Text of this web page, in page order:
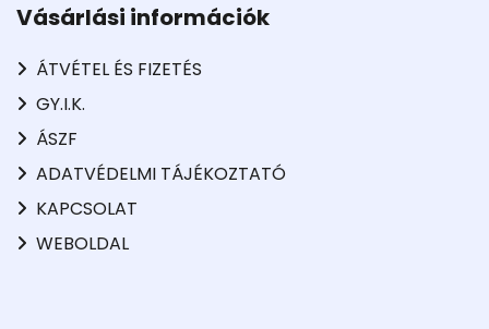
Vásárlási információk
ÁTVÉTEL ÉS FIZETÉS
GY.I.K.
ÁSZF
ADATVÉDELMI TÁJÉKOZTATÓ
KAPCSOLAT
WEBOLDAL